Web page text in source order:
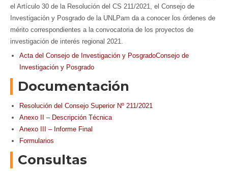
el Artículo 30 de la Resolución del CS 211/2021, el Consejo de
Investigación y Posgrado de la UNLPam da a conocer los órdenes de
mérito correspondientes a la convocatoria de los proyectos de
investigación de interés regional 2021.
Acta del Consejo de Investigación y PosgradoConsejo de
Investigación y Posgrado
Documentación
Resolución del Consejo Superior Nº 211/2021
Anexo II – Descripción Técnica
Anexo III – Informe Final
Formularios
Consultas